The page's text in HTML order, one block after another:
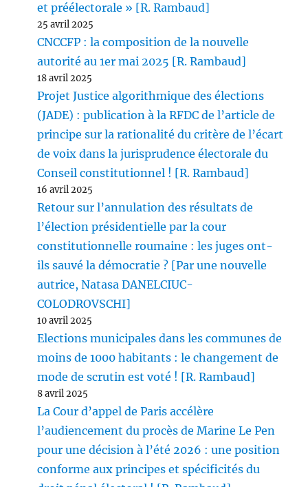
et préélectorale » [R. Rambaud]
25 avril 2025
CNCCFP : la composition de la nouvelle
autorité au 1er mai 2025 [R. Rambaud]
18 avril 2025
Projet Justice algorithmique des élections
(JADE) : publication à la RFDC de l’article de
principe sur la rationalité du critère de l’écart
de voix dans la jurisprudence électorale du
Conseil constitutionnel ! [R. Rambaud]
16 avril 2025
Retour sur l’annulation des résultats de
l’élection présidentielle par la cour
constitutionnelle roumaine : les juges ont-
ils sauvé la démocratie ? [Par une nouvelle
autrice, Natasa DANELCIUC-
COLODROVSCHI]
10 avril 2025
Elections municipales dans les communes de
moins de 1000 habitants : le changement de
mode de scrutin est voté ! [R. Rambaud]
8 avril 2025
La Cour d’appel de Paris accélère
l’audiencement du procès de Marine Le Pen
pour une décision à l’été 2026 : une position
conforme aux principes et spécificités du